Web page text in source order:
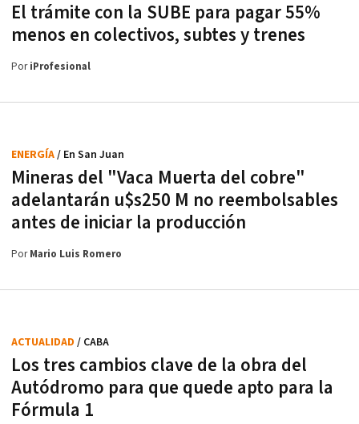
El trámite con la SUBE para pagar 55%
menos en colectivos, subtes y trenes
PoriProfesional
Mineras del "Vaca Muerta del cobre"
adelantarán u$s250 M no reembolsables
antes de iniciar la producción
ENERGÍA/ En San Juan
PorMario Luis Romero
Los tres cambios clave de la obra del
Autódromo para que quede apto para la
Fórmula 1
ACTUALIDAD / CABA